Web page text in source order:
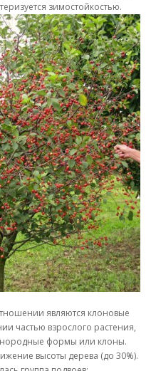
зимостойкостью.
являются клоновые
частью взрослого растения,
формы или клоны.
высоты дерева (до 30%).